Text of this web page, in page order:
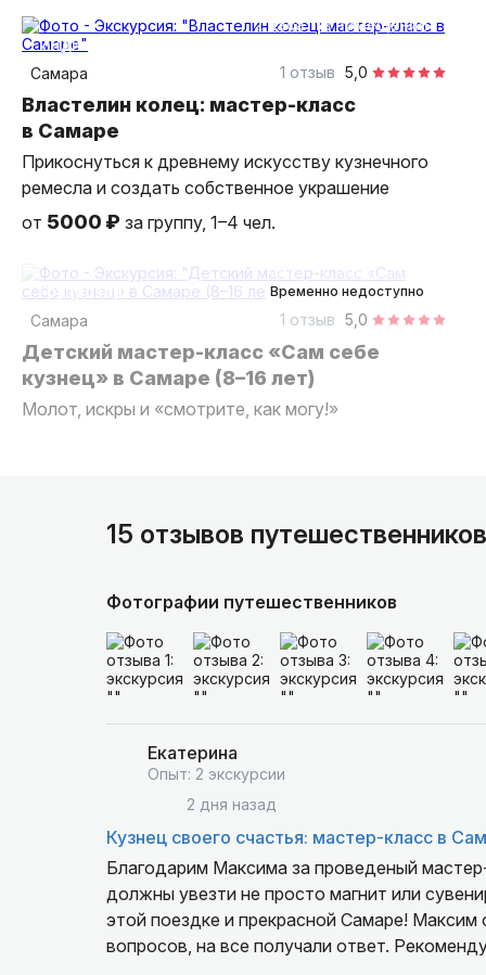
2 часа
в помещении
индивидуальная
Самара
5,0
1 отзыв
Властелин колец: мастер-класс
в Самаре
Прикоснуться к древнему искусству кузнечного
ремесла и создать собственное украшение
от 5000 ₽ за группу, 1–4 чел.
Временно недоступно
2 часа
в помещении
групповая
Самара
5,0
1 отзыв
Детский мастер-класс «Сам себе
кузнец» в Самаре (8–16 лет)
Молот, искры и «смотрите, как могу!»
15 отзывов путешественников
Фотографии путешественников
Екатерина
Опыт: 2 экскурсии
2 дня назад
Кузнец своего счастья: мастер-класс в
Благодарим Максима за проведеный
должны увезти не просто магнит или
этой поездке и прекрасной Самаре!
вопросов, на все получали ответ.